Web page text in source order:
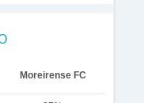
Moreirense FC